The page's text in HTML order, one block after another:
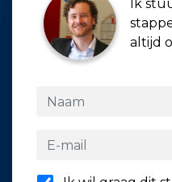
Ik
altijd